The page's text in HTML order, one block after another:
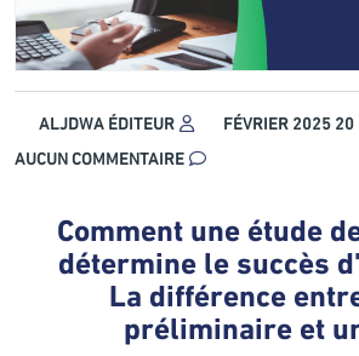
20 FÉVRIER 2025
ALJDWA ÉDITEUR
AUCUN COMMENTAIRE
Comment une étude
détermine le succès
La différence
préliminaire et